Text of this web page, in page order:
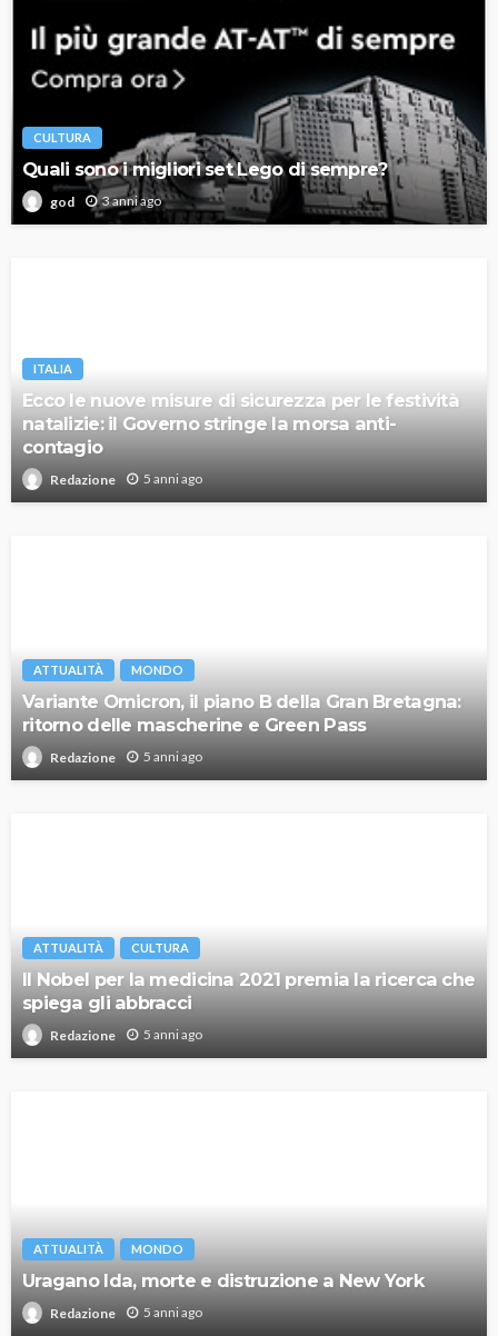
CULTURA
Quali sono i migliori set Lego di sempre?
god 3 anni ago
ITALIA
Ecco le nuove misure di sicurezza per le festività
natalizie: il Governo stringe la morsa anti-
contagio
Redazione 5 anni ago
ATTUALITÀ MONDO
Variante Omicron, il piano B della Gran Bretagna:
ritorno delle mascherine e Green Pass
Redazione 5 anni ago
ATTUALITÀ CULTURA
Il Nobel per la medicina 2021 premia la ricerca che
spiega gli abbracci
Redazione 5 anni ago
ATTUALITÀ MONDO
Uragano Ida, morte e distruzione a New York
Redazione 5 anni ago